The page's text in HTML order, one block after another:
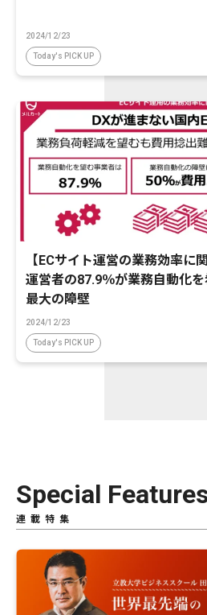
2024/12/23
Today's PICK UP
【ECサイト運営の業務効率に
運営者の87.9％が業務自動化
最大の障壁
2024/12/23
Today's PICK UP
Special
連載特集